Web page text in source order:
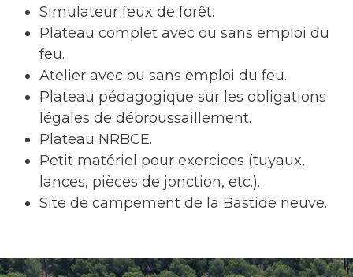
Simulateur feux de forêt.
Plateau complet avec ou sans emploi du
feu.
Atelier avec ou sans emploi du feu.
Plateau pédagogique sur les obligations
légales de débroussaillement.
Plateau NRBCE.
Petit matériel pour exercices (tuyaux,
lances, pièces de jonction, etc.).
Site de campement de la Bastide neuve.